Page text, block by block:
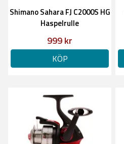
Shimano Sahara FJ C2000S HG
Haspelrulle
999 kr
KÖP